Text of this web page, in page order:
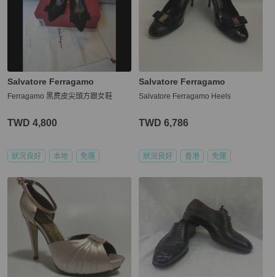
Salvatore Ferragamo
Ferragamo 黑麂皮尖頭方跟女鞋
TWD 4,800
狀況良好 本地 免運
Salvatore Ferragamo
Salvatore Ferragamo Heels
TWD 6,786
狀況良好 香港 免運